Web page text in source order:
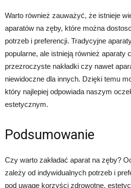
Warto również zauważyć, że istnieje
aparatów na zęby, które można
potrzeb i preferencji. Tradycyjne
popularne, ale istnieją również aparaty
przezroczyste nakładki czy nawet
niewidoczne dla innych. Dzięki temu
który najlepiej odpowiada naszym
estetycznym.
Podsumowanie
Czy warto zakładać aparat na zęby?
zależy od indywidualnych potrzeb i
pod uwagę korzyści zdrowotne,